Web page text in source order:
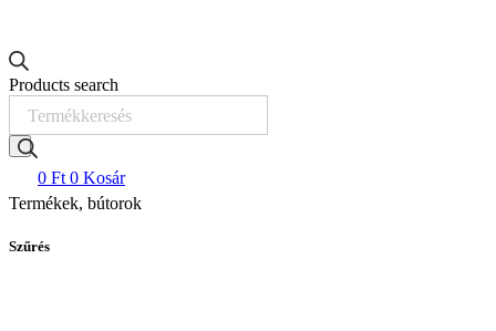
Products search
0 Ft 0 Kosár
Termékek, bútorok
Szűrés